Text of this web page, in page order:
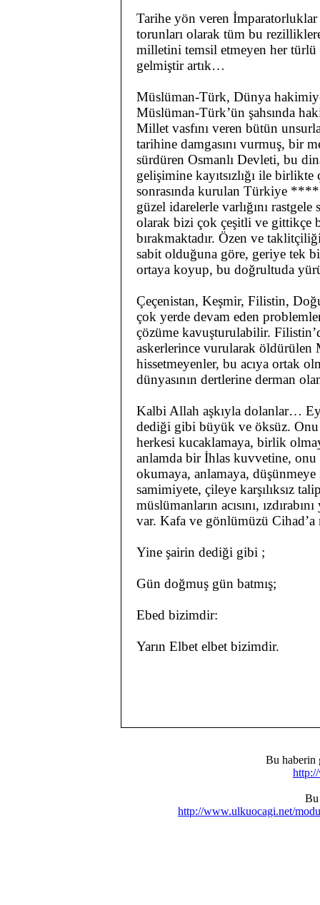
Tarihe yön veren
torunları olarak tüm bu
milletini temsil etmeyen her türlü
gelmiştir artık…
Müslüman-Türk, Dünya
Müslüman-Türk’ün şahsında
Millet vasfını veren bütün
tarihine damgasını vurmuş, bir
sürdüren Osmanlı Devleti, bu
gelişimine kayıtsızlığı ile birlikte
sonrasında kurulan Türkiye
güzel idarelerle varlığını
olarak bizi çok çeşitli ve gittikçe
bırakmaktadır. Özen ve
sabit olduğuna göre, geriye tek
ortaya koyup, bu doğrultuda
Çeçenistan, Keşmir, Filistin,
çok yerde devam eden
çözüme kavuşturulabilir.
askerlerince vurularak öldürülen
hissetmeyenler, bu acıya ortak
dünyasının dertlerine derman
Kalbi Allah aşkıyla dolanlar…
dediği gibi büyük ve öksüz.
herkesi kucaklamaya, birlik
anlamda bir İhlas kuvvetine,
okumaya, anlamaya, düşünmeye
samimiyete, çileye karşılıksız
müslümanların acısını,
var. Kafa ve gönlümüzü Cihad’a
Yine şairin dediği gibi ;
Gün doğmuş gün batmış;
Ebed bizimdir:
Yarın Elbet elbet bizimdir.
Bu haberin
Bu
http://www.ulkuocagi.net/